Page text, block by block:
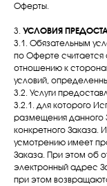
Оферты.
3. УСЛОВИЯ
3.1. Обязательным
по Оферте
отношению к
условий,
3.2. Услуги
3.2.1. для которого
размещения данного
конкретного Заказа.
усмотрению имеет
Заказа. При этом об
электронный адрес
при этом